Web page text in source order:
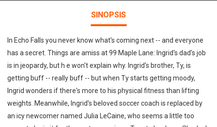
SINOPSIS
In Echo Falls you never know what's coming next -- and everyone
has a secret. Things are amiss at 99 Maple Lane: Ingrid's dad's job
is in jeopardy, but h e won't explain why. Ingrid's brother, Ty, is
getting buff -- really buff -- but when Ty starts getting moody,
Ingrid wonders if there's more to his physical fitness than lifting
weights. Meanwhile, Ingrid's beloved soccer coach is replaced by
an icy newcomer named Julia LeCaine, who seems a little too